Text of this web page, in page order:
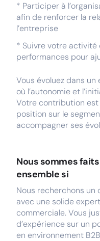
* Participer à
afin de renforcer la
l’entreprise
* Suivre votre activité
performances pour
Vous évoluez dans
où l’autonomie et
Votre contribution
position sur le
accompagner ses
Nous sommes
ensemble si
Nous recherchons un
avec une solide
commerciale. Vous
d’expérience sur un
en environnement